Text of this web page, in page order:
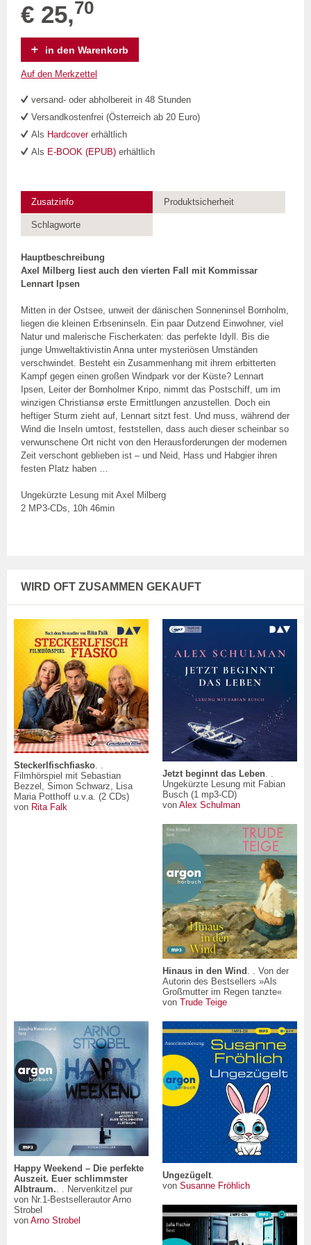
€ 25,70
in den Warenkorb
Auf den Merkzettel
versand- oder abholbereit in 48 Stunden
Versandkostenfrei (Österreich ab 20 Euro)
Als Hardcovererhältlich
Als E-BOOK (EPUB) erhältlich
Zusatzinfo Produktsicherheit
Schlagworte
Hauptbeschreibung
Axel Milberg liest auch den vierten Fall mit Kommissar
Lennart Ipsen
Mitten in der Ostsee, unweit der dänischen Sonneninsel Bornholm,
liegen die kleinen Erbseninseln. Ein paar Dutzend Einwohner, viel
Natur und malerische Fischerkaten: das perfekte Idyll. Bis die
junge Umweltaktivistin Anna unter mysteriösen Umständen
verschwindet. Besteht ein Zusammenhang mit ihrem erbitterten
Kampf gegen einen großen Windpark vor der Küste? Lennart
Ipsen, Leiter der Bornholmer Kripo, nimmt das Postschiff, um im
winzigen Christiansø erste Ermittlungen anzustellen. Doch ein
heftiger Sturm zieht auf, Lennart sitzt fest. Und muss, während der
Wind die Inseln umtost, feststellen, dass auch dieser scheinbar so
verwunschene Ort nicht von den Herausforderungen der modernen
Zeit verschont geblieben ist – und Neid, Hass und Habgier ihren
festen Platz haben …
Ungekürzte Lesung mit Axel Milberg
2 MP3-CDs, 10h 46min
WIRD OFT ZUSAMMEN GEKAUFT
Steckerlfischfiasko
Filmhörspiel mit Sebastian
Bezzel, Simon Schwarz, Lisa
Maria Potthoff u.v.a. (2 CDs)
von Rita Falk
Jetzt beginnt das Leben
Ungekürzte Lesung mit Fabian
Busch (1 mp3-CD)
von Alex Schulman
Hinaus in den Wind . . Von der
Autorin des Bestsellers »Als
Großmutter im Regen tanzte«
von Trude Teige
Happy Weekend – Die perfekte
Auszeit. Euer schlimmster
Albtraum. . . Nervenkitzel pur
von Nr.1-Bestsellerautor Arno
Strobel
von Arno Strobel
Ungezügelt.
von Susanne Fröhlich